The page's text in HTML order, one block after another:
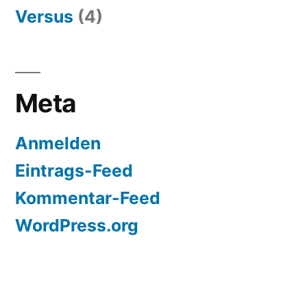
Versus (4)
Meta
Anmelden
Eintrags-Feed
Kommentar-Feed
WordPress.org